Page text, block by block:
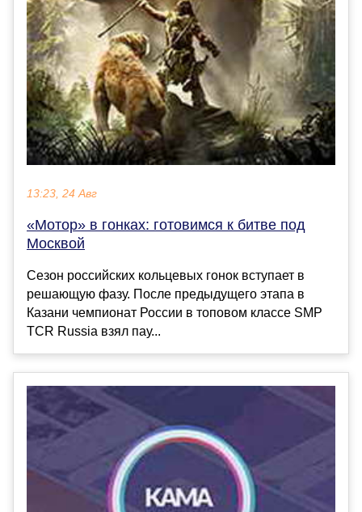
13:23, 24 Авг
«Мотор» в гонках: готовимся к битве под
Москвой
Сезон российских кольцевых гонок вступает в
решающую фазу. После предыдущего этапа в
Казани чемпионат России в топовом классе SMP
TCR Russia взял пау...